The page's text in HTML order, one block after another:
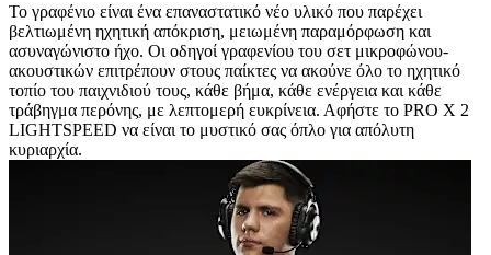
Το γραφένιο είναι ένα επαναστατικό νέο υλικό που παρέχει
βελτιωμένη ηχητική απόκριση, μειωμένη παραμόρφωση και
ασυναγώνιστο ήχο. Οι οδηγοί γραφενίου του σετ μικροφώνου-
ακουστικών επιτρέπουν στους παίκτες να ακούνε όλο το ηχητικό
τοπίο του παιχνιδιού τους, κάθε βήμα, κάθε ενέργεια και κάθε
τράβηγμα περόνης, με λεπτομερή ευκρίνεια. Αφήστε το PRO X 2
LIGHTSPEED να είναι το μυστικό σας όπλο για απόλυτη
κυριαρχία.